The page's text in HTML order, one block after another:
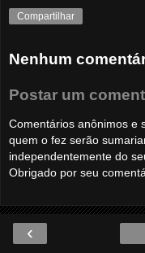
Compartilhar
Nenhum
Postar um
Comentários anônimos e
quem o fez serão
independentemente do
Obrigado por seu
‹